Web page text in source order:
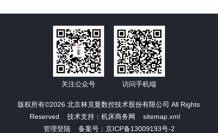
版权所有©2026 北京林克曼数控技术股份有限公司 All Rights
Reserved 技术支持：机床商务网
sitemap.xml
管理登陆
备案号：京ICP备13009193号-2
关注公众号 访问手机端